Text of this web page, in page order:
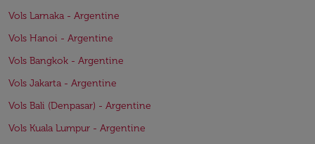
Vols Larnaka - Argentine
Vols Hanoi - Argentine
Vols Bangkok - Argentine
Vols Jakarta - Argentine
Vols Bali (Denpasar) - Argentine
Vols Kuala Lumpur - Argentine